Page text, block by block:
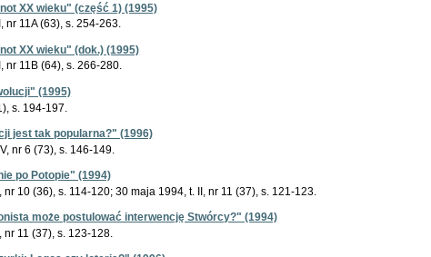
XX wieku" (część 1) (1995)
nr 11A (63), s. 254-263.
XX wieku" (dok.) (1995)
nr 11B (64), s. 266-280.
(1995)
s. 194-197.
jest tak popularna?" (1996)
nr 6 (73), s. 146-149.
po Potopie" (1994)
10 (36), s. 114-120; 30 maja 1994, t. II, nr 11 (37), s. 121-123.
może postulować interwencję Stwórcy?" (1994)
nr 11 (37), s. 123-128.